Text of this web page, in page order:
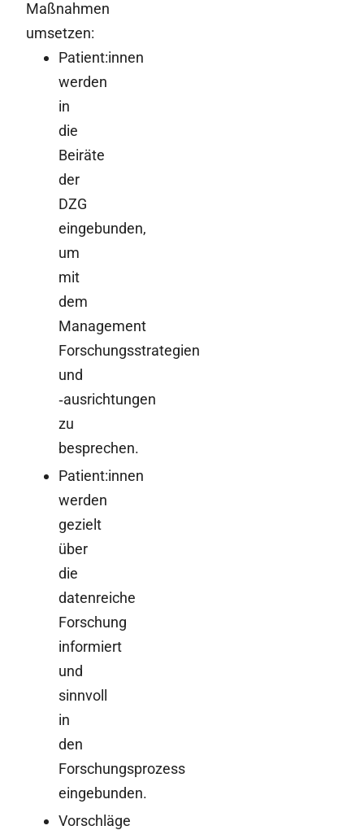
Maßnahmen
umsetzen:
Patient:innen
werden
in
die
Beiräte
der
DZG
eingebunden,
um
mit
dem
Management
Forschungsstrategien
und
‑ausrichtungen
zu
besprechen.
Patient:innen
werden
gezielt
über
die
datenreiche
Forschung
informiert
und
sinnvoll
in
den
Forschungsprozess
eingebunden.
Vorschläge